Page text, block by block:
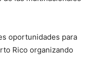
oportunidades para
Rico organizando